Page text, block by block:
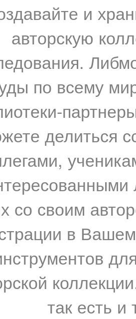
и
авторскую
по всему
делиться
со своим
в
так есть и